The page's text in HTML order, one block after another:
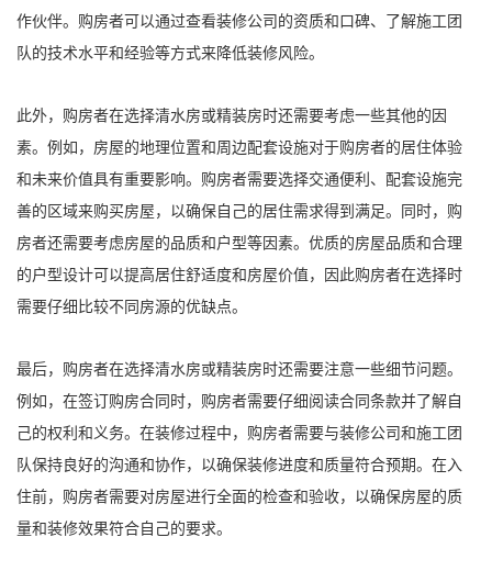
作伙伴。购房者可以通过查看装修公司的资质和口碑、了解施工团
队的技术水平和经验等方式来降低装修风险。
此外，购房者在选择清水房或精装房时还需要考虑一些其他的因
素。例如，房屋的地理位置和周边配套设施对于购房者的居住体验
和未来价值具有重要影响。购房者需要选择交通便利、配套设施完
善的区域来购买房屋，以确保自己的居住需求得到满足。同时，购
房者还需要考虑房屋的品质和户型等因素。优质的房屋品质和合理
的户型设计可以提高居住舒适度和房屋价值，因此购房者在选择时
需要仔细比较不同房源的优缺点。
最后，购房者在选择清水房或精装房时还需要注意一些细节问题。
例如，在签订购房合同时，购房者需要仔细阅读合同条款并了解自
己的权利和义务。在装修过程中，购房者需要与装修公司和施工团
队保持良好的沟通和协作，以确保装修进度和质量符合预期。在入
住前，购房者需要对房屋进行全面的检查和验收，以确保房屋的质
量和装修效果符合自己的要求。